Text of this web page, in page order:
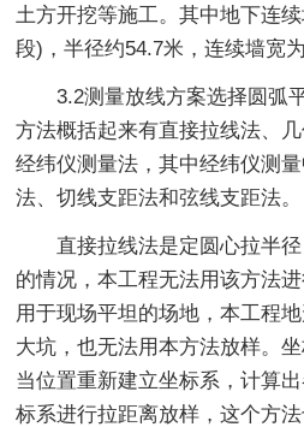
土方开挖等施工。其中地下连
段)，半径约54.7米，连续墙宽为
3.2测量放线方案选择圆弧
方法概括起来有直接拉线法、几
经纬仪测量法，其中经纬仪测
法、切线支距法和弦线支距法。
直接拉线法是定圆心拉半径
的情况，本工程无法用该方法
用于现场平坦的场地，本工程
大坑，也无法用本方法放样。
当位置重新建立坐标系，计算
标系进行拉距离放样，这个方